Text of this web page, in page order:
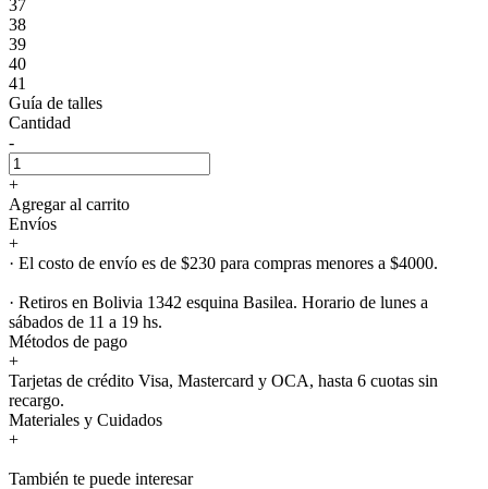
37
38
39
40
41
Guía de talles
Cantidad
-
+
Agregar al carrito
Envíos
+
· El costo de envío es de $230 para compras menores a $4000.
· Retiros en Bolivia 1342 esquina Basilea. Horario de lunes a
sábados de 11 a 19 hs.
Métodos de pago
+
Tarjetas de crédito Visa, Mastercard y OCA, hasta 6 cuotas sin
recargo.
Materiales y Cuidados
+
También te puede interesar